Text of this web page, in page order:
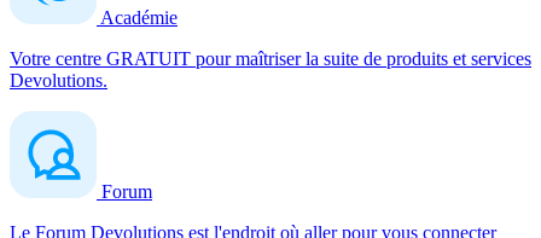
Académie
Votre centre GRATUIT pour maîtriser la suite de produits et services
Devolutions.
Forum
Le Forum Devolutions est l'endroit où aller pour vous connecter